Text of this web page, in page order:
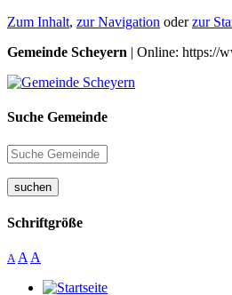
Zum Inhalt, zur Navigation oderzur
Gemeinde Scheyern | Online: https://
Suche Gemeinde
suchen
Schriftgröße
A A A